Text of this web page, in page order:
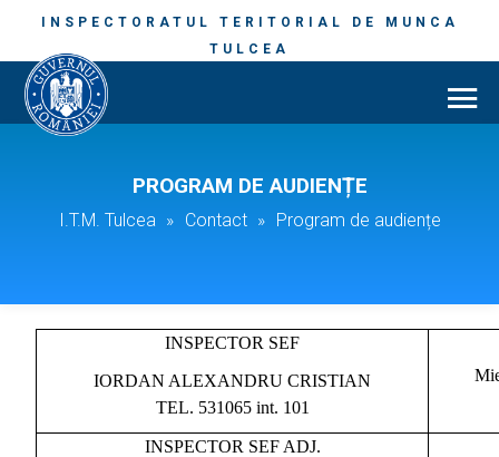
INSPECTORATUL TERITORIAL DE MUNCA
TULCEA
PROGRAM DE AUDIENȚE
I.T.M. Tulcea » Contact » Program de audiențe
INSPECTOR SEF
IORDAN ALEXANDRU CRISTIAN
TEL. 531065 int. 101
INSPECTOR SEF ADJ.